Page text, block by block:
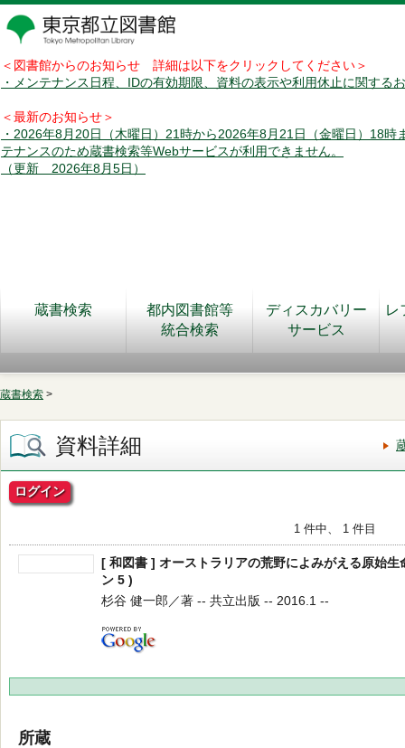
＜図書館からのお知らせ 詳細は以下をクリックしてください＞
・メンテナンス日程、IDの有効期限、資料の表示や利用休止に関する
＜最新のお知らせ＞
・2026年8月20日（木曜日）21時から2026年8月21日（金曜日）18時
テナンスのため蔵書検索等Webサービスが利用できません。
（更新 2026年8月5日）
蔵書検索
都内図書館等
統合検索
ディスカバリー
サービス
レ
蔵書検索 >
資料詳細
ログイン
1 件中、 1 件目
[ 和図書 ] オーストラリアの荒野によみがえる原始
ン 5 )
杉谷 健一郎／著 -- 共立出版 -- 2016.1 --
所蔵